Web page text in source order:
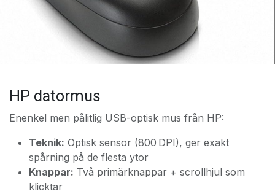
HP datormus
Enenkel men pålitlig USB-optisk mus från HP:
Teknik: Optisk sensor (800 DPI), ger exakt
spårning på de flesta ytor
Knappar: Två primärknappar + scrollhjul som
klicktar